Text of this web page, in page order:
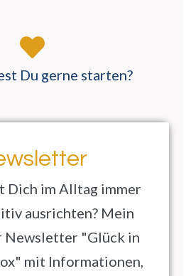
Du gerne starten?
Dich im Alltag immer
ausrichten? Mein
Newsletter "Glück in
mit Informationen,